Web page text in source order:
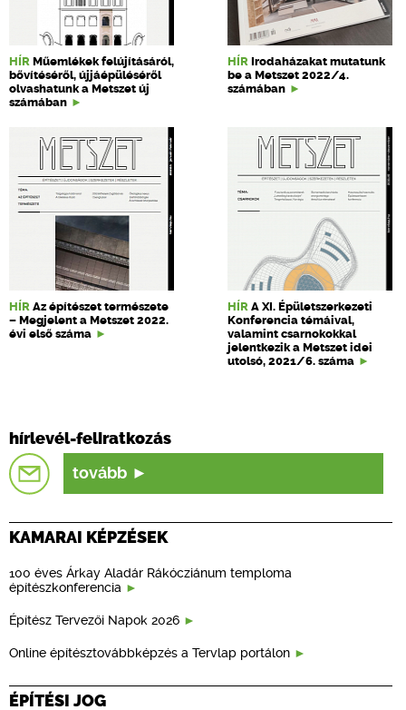
HÍR Műemlékek felújításáról,
bővítéséről, újjáépüléséről
olvashatunk a Metszet új
számában
HÍR Irodaházakat mutatunk
be a Metszet 2022/4.
számában
HÍR Az építészet természete
– Megjelent a Metszet 2022.
évi első száma
HÍR A XI. Épületszerkezeti
Konferencia témáival,
valamint csarnokokkal
jelentkezik a Metszet idei
utolsó, 2021/6. száma
hírlevél-feliratkozás
tovább
KAMARAI KÉPZÉSEK
100 éves Árkay Aladár Rákócziánum temploma
építészkonferencia
Építész Tervezői Napok 2026
Online építésztovábbképzés a Tervlap portálon
ÉPÍTÉSI JOG